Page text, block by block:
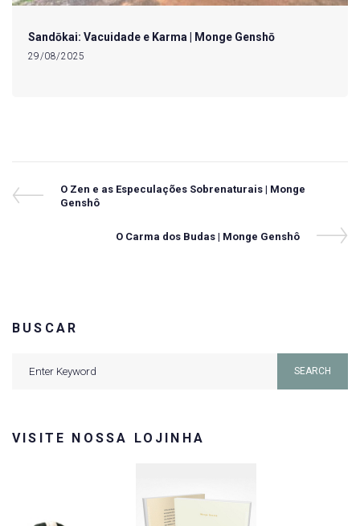
Sandōkai: Vacuidade e Karma | Monge Genshō
29/08/2025
Navegação
Previous
Post
O Zen e as Especulações Sobrenaturais | Monge
Genshô
Next
O Carma dos Budas | Monge Genshô
BUSCAR
SEARCH
VISITE NOSSA LOJINHA